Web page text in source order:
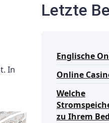
In
Letzte
Englische
Online
Welche
zu Ihrem